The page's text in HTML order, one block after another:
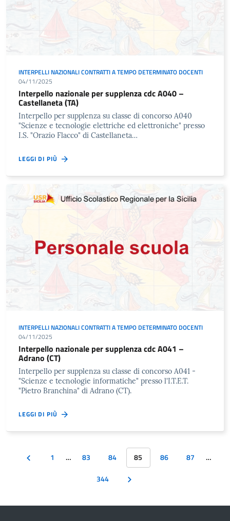
INTERPELLI NAZIONALI CONTRATTI A TEMPO DETERMINATO DOCENTI
04/11/2025
Interpello nazionale per supplenza cdc A040 –
Castellaneta (TA)
Interpello per supplenza su classe di concorso A040
"Scienze e tecnologie elettriche ed elettroniche" presso
I.S. "Orazio Flacco" di Castellaneta…
LEGGI DI PIÙ
INTERPELLI NAZIONALI CONTRATTI A TEMPO DETERMINATO DOCENTI
04/11/2025
Interpello nazionale per supplenza cdc A041 –
Adrano (CT)
Interpello per supplenza su classe di concorso A041 -
"Scienze e tecnologie informatiche" presso l'I.T.E.T.
"Pietro Branchina" di Adrano (CT).
LEGGI DI PIÙ
1 … 83 84 85 86 87
…
344